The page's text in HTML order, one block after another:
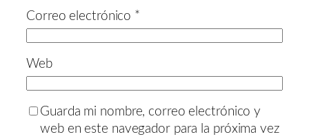
Correo electrónico *
Web
Guarda mi nombre, correo electrónico y
web en este navegador para la próxima vez